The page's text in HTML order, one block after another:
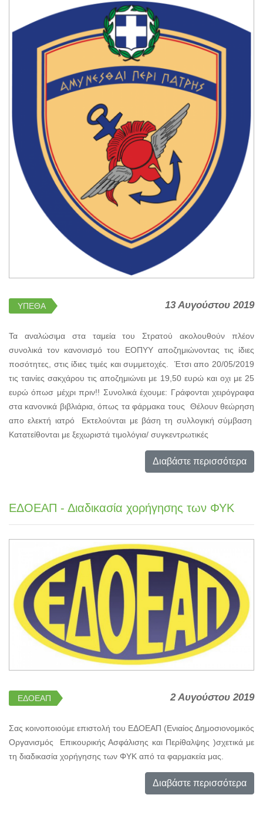
ΥΠΕΘΑ 13 Αυγούστου 2019
Τα αναλώσιμα στα ταμεία του Στρατού ακολουθούν πλέον
συνολικά τον κανονισμό του ΕΟΠΥΥ αποζημιώνοντας τις ίδιες
ποσότητες, στις ίδιες τιμές και συμμετοχές. Έτσι απο 20/05/2019
τις ταινίες σακχάρου τις αποζημιώνει με 19,50 ευρώ και οχι με 25
ευρώ όπωσ μέχρι πριν!! Συνολικά έχουμε: Γράφονται χειρόγραφα
στα κανονικά βιβλιάρια, όπως τα φάρμακα τους Θέλουν θεώρηση
απο ελεκτή ιατρό Εκτελούνται με βάση τη συλλογική σύμβαση
Κατατείθονται με ξεχωριστά τιμολόγια/ συγκεντρωτικές
Διαβάστε περισσότερα
ΕΔΟΕΑΠ - Διαδικασία χορήγησης των ΦΥΚ
ΕΔΟΕΑΠ 2 Αυγούστου 2019
Σας κοινοποιούμε επιστολή του ΕΔΟΕΑΠ (Ενιαίος Δημοσιονομικός
Οργανισμός Επικουρικής Ασφάλισης και Περίθαλψης )σχετικά με
τη διαδικασία χορήγησης των ΦΥΚ από τα φαρμακεία μας.
Διαβάστε περισσότερα